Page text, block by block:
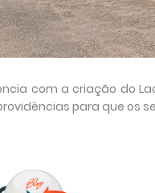
com a criação do
para que os